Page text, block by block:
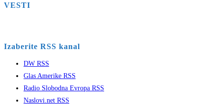
VESTI
Izaberite RSS kanal
DW RSS
Glas Amerike RSS
Radio Slobodna Evropa RSS
Naslovi.net RSS